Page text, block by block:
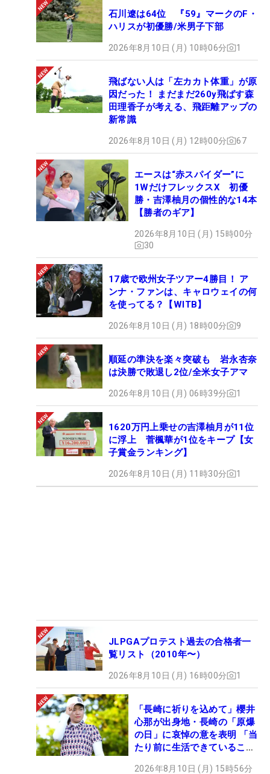
石川遼は64位 『59』マークのF・
ハリスが初優勝/米男子下部
2026年8月10日 (月) 10時06分 1
飛ばない人は「左カカト体重」が原
因だった！ まだまだ260y飛ばす森
田理香子が考える、飛距離アップの
新常識
2026年8月10日 (月) 12時00分 67
エースは“赤スパイダー”に
1WだけフレックスX 初優
勝・吉澤柚月の個性的な14本
【勝者のギア】
2026年8月10日 (月) 15時00分
30
17歳で欧州女子ツアー4勝目！ ア
ンナ・ファンは、キャロウェイの何
を使ってる？【WITB】
2026年8月10日 (月) 18時00分 9
順延の準決を楽々突破も 岩永杏奈
は決勝で敗退し2位/全米女子アマ
2026年8月10日 (月) 06時39分 1
1620万円上乗せの吉澤柚月が11位
に浮上 菅楓華が1位をキープ【女
子賞金ランキング】
2026年8月10日 (月) 11時30分 1
JLPGAプロテスト過去の合格者一
覧リスト（2010年〜）
2026年8月10日 (月) 16時00分 1
「長崎に祈りを込めて」櫻井
心那が出身地・長崎の「原爆
の日」に哀悼の意を表明 「当
たり前に生活できていること
2026年8月10日 (月) 15時56分